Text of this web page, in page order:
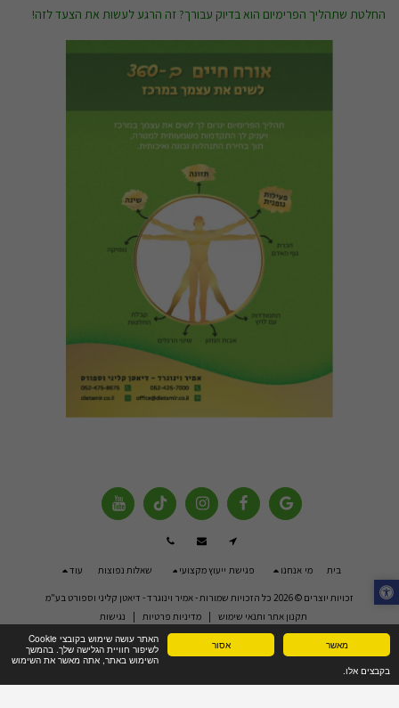
מאשר אסור
האתר עושה שימוש בקובצי Cookie
לשיפור חוויית הגלישה שלך. בהמשך
השימוש באתר, אתה מאשר את השימוש
בקבצים אלו.
החלטת שתהליך הפרימיום הוא בדיוק עבורך? זה הרגע לעשות את הצעד לזה!
בית מי אנחנו פגישת ייעוץ מקצועי שאלות נפוצות עוד
זכויות יוצרים © 2026 כל הזכויות שמורות -
אמיר וינוגרד - דיאטן קליני וספורט בע"מ
תקנון אתר ותנאי שימוש |מדיניות פרטיות נגישות